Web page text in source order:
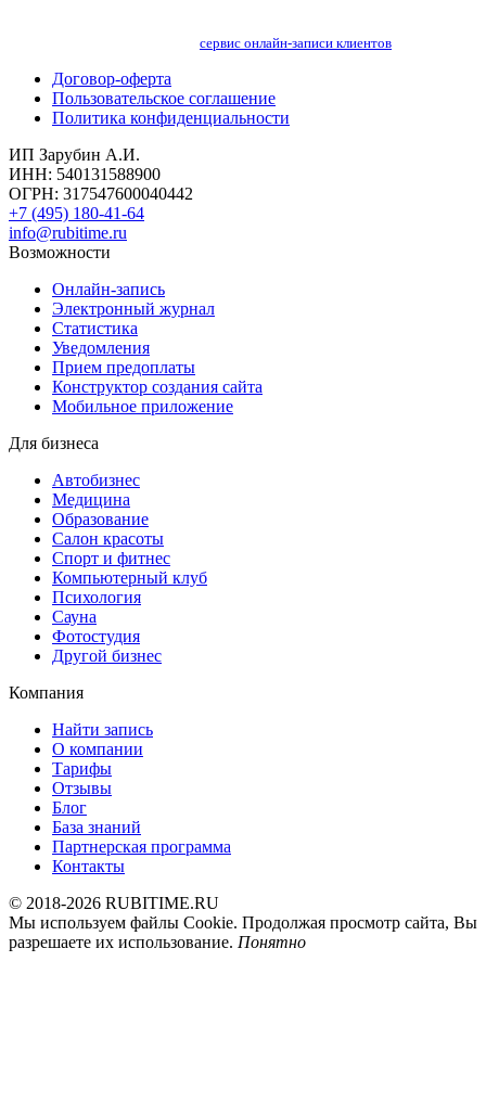
сервис онлайн-записи клиентов
Договор-оферта
Пользовательское соглашение
Политика конфиденциальности
ИП Зарубин А.И.
ИНН: 540131588900
ОГРН: 317547600040442
+7 (495) 180-41-64
info@rubitime.ru
Возможности
Онлайн-запись
Электронный журнал
Статистика
Уведомления
Прием предоплаты
Конструктор создания сайта
Мобильное приложение
Для бизнеса
Автобизнес
Медицина
Образование
Салон красоты
Спорт и фитнес
Компьютерный клуб
Психология
Сауна
Фотостудия
Другой бизнес
Компания
Найти запись
О компании
Тарифы
Отзывы
Блог
База знаний
Партнерская программа
Контакты
© 2018-2026 RUBITIME.RU
Мы используем файлы Cookie. Продолжая просмотр сайта, Вы
разрешаете их использование. Понятно